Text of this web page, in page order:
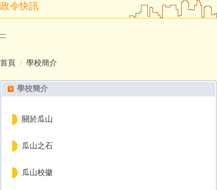
最新消息
榮譽事項
學生活動
交通資訊
政令快訊
:::
首頁 學校簡介
學校簡介
關於瓜山
瓜山之石
瓜山校徽